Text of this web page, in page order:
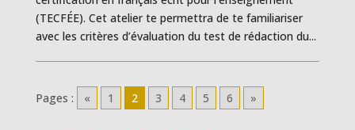
(TECFÉE). Cet atelier te permettra de te familiariser
avec les critères d’évaluation du test de rédaction du...
Pages : « 1 2 3 4 5 6 »